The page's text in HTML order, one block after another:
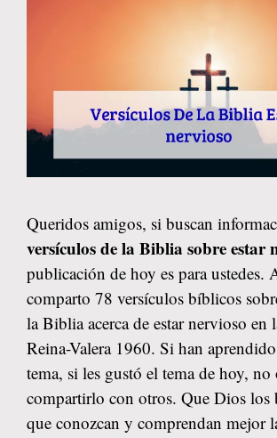
Queridos amigos, si buscan
versículos de la Biblia sobre estar
publicación de hoy es para ustedes.
comparto 78 versículos bíblicos
la Biblia acerca de estar nervioso en
Reina-Valera 1960. Si han
tema, si les gustó el tema de hoy, no
compartirlo con otros. Que Dios los
que conozcan y comprendan mejor